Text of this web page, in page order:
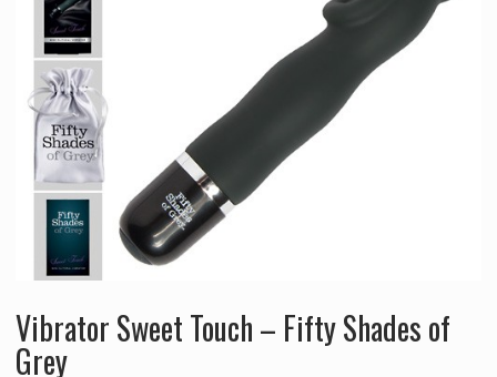
Vibrator Sweet Touch – Fifty Shades of
Grey